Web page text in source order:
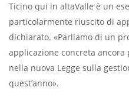
Ticino qui in altaValle è un
particolarmente riuscito di
dichiarato. «Parliamo di un
applicazione concreta
nella nuova Legge sulla
quest’anno».